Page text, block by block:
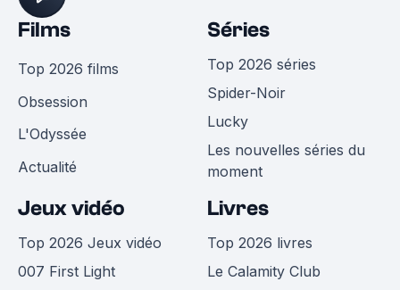
Films
Top 2026 films
Obsession
L'Odyssée
Actualité
Séries
Top 2026 séries
Spider-Noir
Lucky
Les nouvelles séries du
moment
Jeux vidéo
Top 2026 Jeux vidéo
007 First Light
Livres
Top 2026 livres
Le Calamity Club